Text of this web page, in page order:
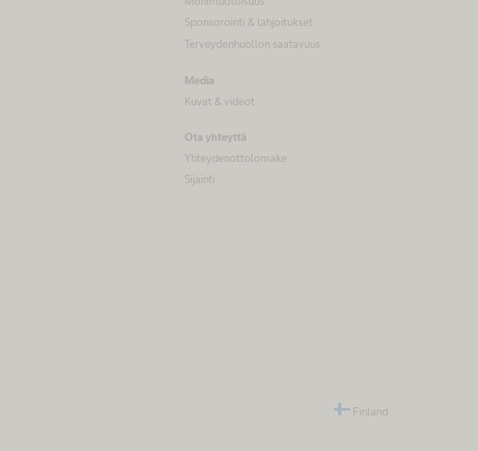
Sponsorointi & lahjoitukset
Terveydenhuollon saatavuus
Media
Kuvat & videot
Ota yhteyttä
Yhteydenottolomake
Sijainti
Finland